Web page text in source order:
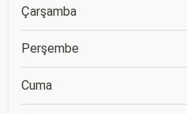
Çarşamba
Perşembe
Cuma